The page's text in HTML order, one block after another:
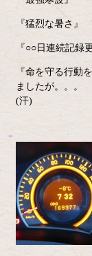
『猛烈な暑さ』
『○○日連続記録
『命を守る行動
ましたが。。。
(汗)